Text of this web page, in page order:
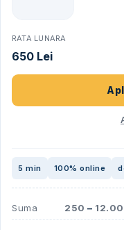
RATA LUNARA
650 Lei
5 min 100% online
Suma 250 –